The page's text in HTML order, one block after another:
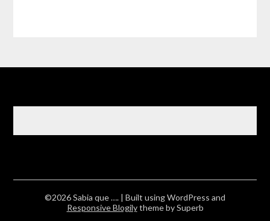
©2026 Sabia que …. | Built using WordPress and
Responsive Blogilytheme by Superb